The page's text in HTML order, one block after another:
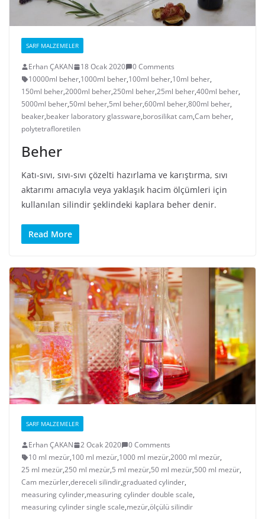
SARF MALZEMELER
Erhan ÇAKAN 18 Ocak 2020
0 Comments
10000ml beher,1000ml beher,100ml beher,10ml beher,
150ml beher,2000ml beher,250ml beher,25ml beher,400ml beher,
5000ml beher,50ml beher,5ml beher,600ml beher,800ml beher,
beaker,beaker laboratory glassware,borosilikat cam,Cam beher,
polytetrafloretilen
Beher
Katı-sıvı, sıvı-sıvı çözelti hazırlama ve karıştırma, sıvı
aktarımı amacıyla veya yaklaşık hacim ölçümleri için
kullanılan silindir şeklindeki kaplara beher denir.
Read More
SARF MALZEMELER
Erhan ÇAKAN 2 Ocak 2020
0 Comments
10 ml mezür,100 ml mezür,1000 ml mezür,2000 ml mezür,
25 ml mezür,250 ml mezür,5 ml mezür,50 ml mezür,500 ml mezür,
Cam mezürler,dereceli silindir,graduated cylinder,
measuring cylinder,measuring cylinder double scale,
measuring cylinder single scale,mezür,ölçülü silindir